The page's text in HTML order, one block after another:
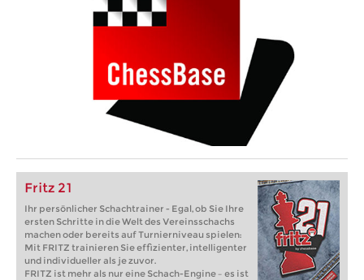
Fritz 21
Ihr persönlicher Schachtrainer - Egal, ob Sie Ihre
ersten Schritte in die Welt des Vereinsschachs
machen oder bereits auf Turnierniveau spielen:
Mit FRITZ trainieren Sie effizienter, intelligenter
und individueller als je zuvor.
FRITZ ist mehr als nur eine Schach-Engine – es ist